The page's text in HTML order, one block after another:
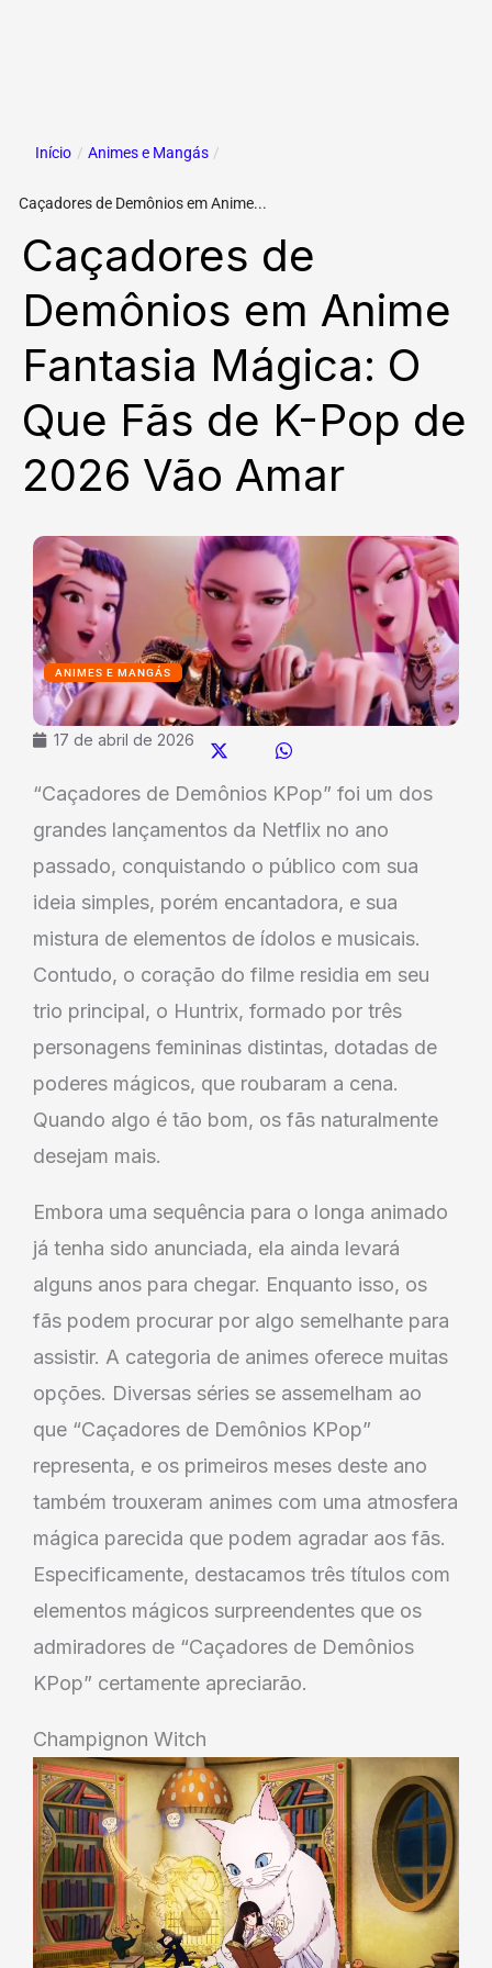
Início / Animes e Mangás /
Caçadores de Demônios em Anime...
Caçadores de
Demônios em Anime
Fantasia Mágica: O
Que Fãs de K-Pop de
2026 Vão Amar
17 de abril de 2026
ANIMES E MANGÁS
“Caçadores de Demônios KPop” foi um dos
grandes lançamentos da Netflix no ano
passado, conquistando o público com sua
ideia simples, porém encantadora, e sua
mistura de elementos de ídolos e musicais.
Contudo, o coração do filme residia em seu
trio principal, o Huntrix, formado por três
personagens femininas distintas, dotadas de
poderes mágicos, que roubaram a cena.
Quando algo é tão bom, os fãs naturalmente
desejam mais.
Embora uma sequência para o longa animado
já tenha sido anunciada, ela ainda levará
alguns anos para chegar. Enquanto isso, os
fãs podem procurar por algo semelhante para
assistir. A categoria de animes oferece muitas
opções. Diversas séries se assemelham ao
que “Caçadores de Demônios KPop”
representa, e os primeiros meses deste ano
também trouxeram animes com uma atmosfera
mágica parecida que podem agradar aos fãs.
Especificamente, destacamos três títulos com
elementos mágicos surpreendentes que os
admiradores de “Caçadores de Demônios
KPop” certamente apreciarão.
Champignon Witch